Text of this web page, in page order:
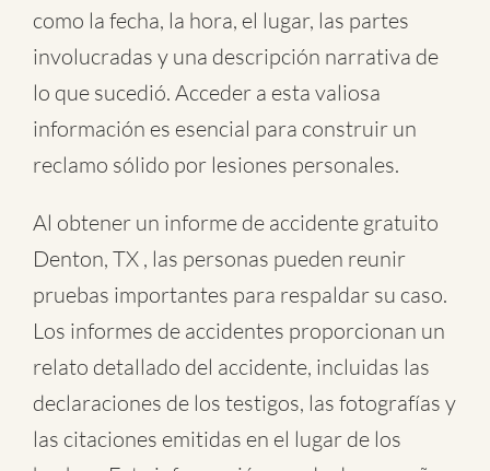
como la fecha, la hora, el lugar, las partes
involucradas y una descripción narrativa de
lo que sucedió. Acceder a esta valiosa
información es esencial para construir un
reclamo sólido por lesiones personales.
Al obtener un informe de accidente gratuito
Denton, TX , las personas pueden reunir
pruebas importantes para respaldar su caso.
Los informes de accidentes proporcionan un
relato detallado del accidente, incluidas las
declaraciones de los testigos, las fotografías y
las citaciones emitidas en el lugar de los